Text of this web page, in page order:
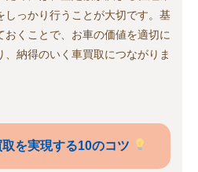
しっかり行うことが大切です。基
くことで、お車の価値を適切に
納得のいく車買取につながりま
を実現する10のコツ